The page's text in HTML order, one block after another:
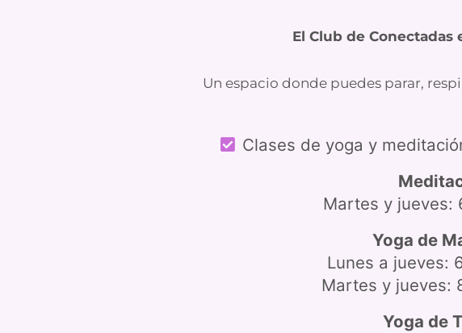
El Club de
Un espacio donde puedes parar,
Clases de yoga y
Martes y jueves:
Yoga de
Lunes a jueves:
Martes y jueves:
Yoga de